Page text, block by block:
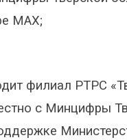
MAX;
филиал РТРС
с Минцифры